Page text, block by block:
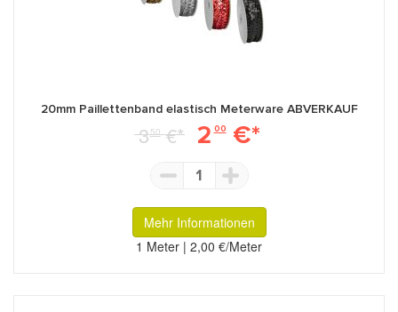
20mm Paillettenband elastisch Meterware ABVERKAUF
350€* 2 00€*
1
Mehr Informationen
1 Meter | 2,00 €/Meter